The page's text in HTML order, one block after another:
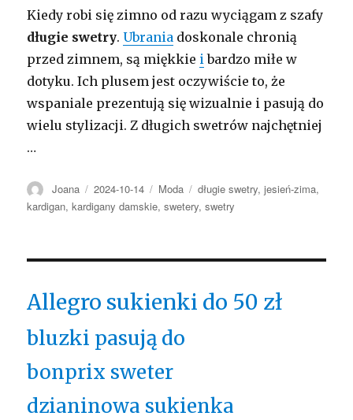
Kiedy robi się zimno od razu wyciągam z szafy
długie swetry.Ubrania doskonale chronią
przed zimnem, są miękkie ibardzo miłe w
dotyku. Ich plusem jest oczywiście to, że
wspaniale prezentują się wizualnie i pasują do
wielu stylizacji. Z długich swetrów najchętniej
…
Autor
Joana Opublikowano
2024-10-14 Kategorie
Moda Tagi
długie swetry,jesień-zima,
kardigan,kardigany damskie,swetery,swetry
Allegro sukienki do 50 zł
bluzki pasują do
bonprix sweter
dzianinowa sukienka